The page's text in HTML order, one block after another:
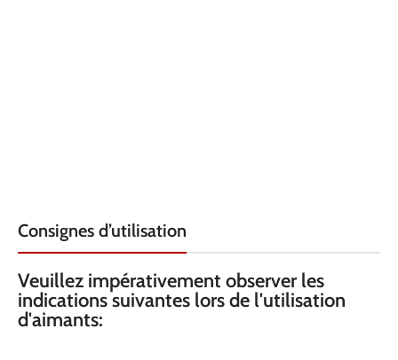
FORCE KG 12.5
TEMPÉRATURE 200°C TEMPÉRATURE
Consignes d’utilisation
Veuillez impérativement observer les
indications suivantes lors de l'utilisation
d'aimants: